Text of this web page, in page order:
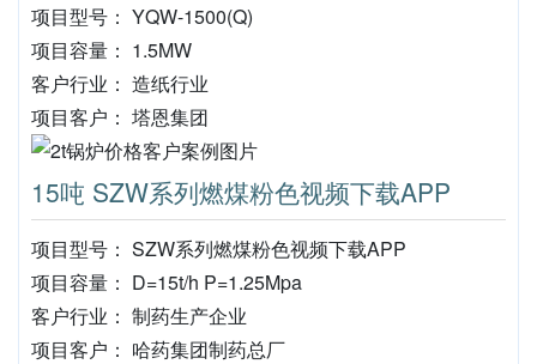
项目型号： YQW-1500(Q)
项目容量： 1.5MW
客户行业： 造纸行业
项目客户： 塔恩集团
15吨 SZW系列燃煤粉色视频下载APP
项目型号： SZW系列燃煤粉色视频下载APP
项目容量： D=15t/h P=1.25Mpa
客户行业： 制药生产企业
项目客户： 哈药集团制药总厂